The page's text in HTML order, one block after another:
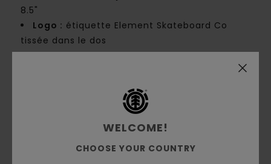
8.5"
Logo : étiquette Element Skateboard Co
tissée dans le dos
[Matière principale] 70% coton, 30%
Traçabilité du produit (Loi Agec)
Livraison & Retours
WELCOME!
CHOOSE YOUR COUNTRY